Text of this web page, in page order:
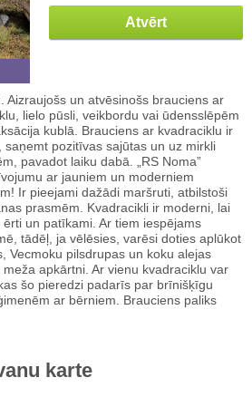
Atvērt
Aizraujošs un atvēsinošs brauciens ar
lielo pūsli, veikbordu vai ūdensslēpēm
kublā. Brauciens ar kvadraciklu ir
saņemt pozitīvas sajūtas un uz mirkli
pavadot laiku dabā. „RS Noma”
ar jauniem un moderniem
Ir pieejami dažādi maršruti, atbilstoši
prasmēm. Kvadracikli ir moderni, lai
un patīkami. Ar tiem iespējams
tādēļ, ja vēlēsies, varēsi doties aplūkot
Vecmoku pilsdrupas un koku alejas
apkārtni. Ar vienu kvadraciklu var
šo pieredzi padarīs par brīnišķīgu
ar bērniem. Brauciens paliks
karte